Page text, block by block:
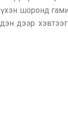
шоронд
дээр